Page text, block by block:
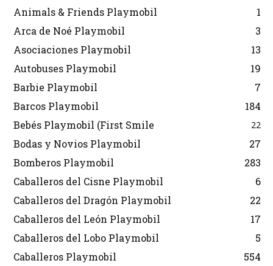
Animals & Friends Playmobil
1
Arca de Noé Playmobil
3
Asociaciones Playmobil
13
Autobuses Playmobil
19
Barbie Playmobil
7
Barcos Playmobil
184
Bebés Playmobil (First Smile
22
Bodas y Novios Playmobil
27
Bomberos Playmobil
283
Caballeros del Cisne Playmobil
6
Caballeros del Dragón Playmobil
22
Caballeros del León Playmobil
17
Caballeros del Lobo Playmobil
5
Caballeros Playmobil
554